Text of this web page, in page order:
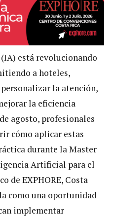
está revolucionando
a hoteles,
la atención,
la eficiencia
agosto, profesionales
cómo aplicar estas
durante la Master
Artificial para el
de EXPHORE, Costa
como una oportunidad
implementar